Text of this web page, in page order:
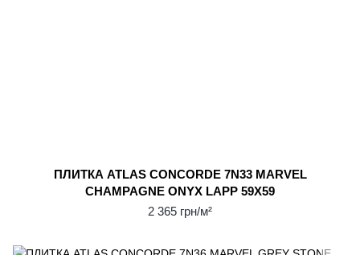
ПЛИТКА ATLAS CONCORDE 7N33 MARVEL
CHAMPAGNE ONYX LAPP 59Х59
2 365 грн/м²